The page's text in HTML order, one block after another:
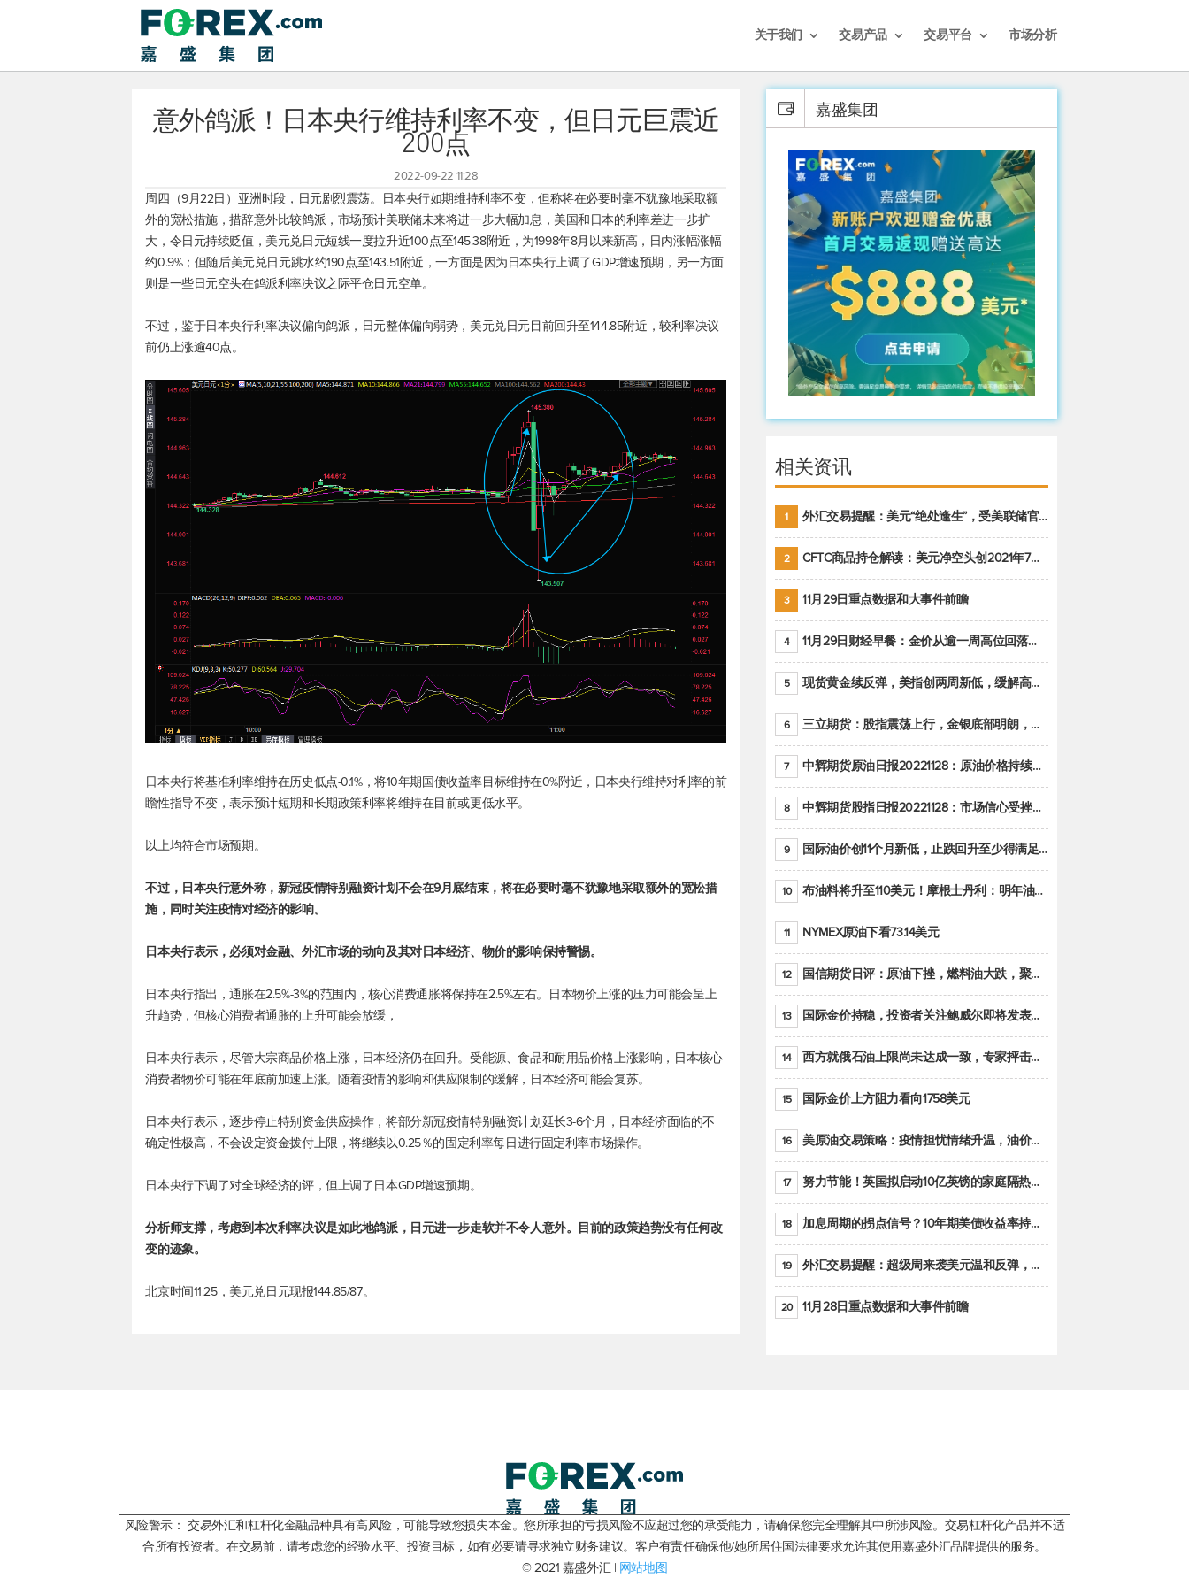
关于我们 交易产品 交易平台 市场分析
意外鸽派！日本央行维持利率不变，但日元巨震近
200点
2022-09-22 11:28
周四（9月22日）亚洲时段，日元剧烈震荡。日本央行如期维持利率不变，但称将在必要时毫不犹豫地采取额
外的宽松措施，措辞意外比较鸽派，市场预计美联储未来将进一步大幅加息，美国和日本的利率差进一步扩
大，令日元持续贬值， 美元兑日元短线一度拉升近100点至145.38附近，为1998年8月以来新高，日内涨幅涨幅
约0.9%；但随后美元兑日元跳水约190点至143.51附近，一方面是因为日本央行上调了GDP增速预期，另一方面
则是一些日元空头在鸽派利率决议之际平仓日元空单。
不过，鉴于日本央行利率决议偏向鸽派，日元整体偏向弱势， 美元兑日元目前回升至144.85附近，较利率决议
前仍上涨逾40点。
日本央行将基准利率维持在历史低点-0.1%，将10年期国债收益率目标维持在0%附近，日本央行维持对利率的前
瞻性指导不变，表示预计短期和长期政策利率将维持在目前或更低水平。
以上均符合市场预期。
不过，日本央行意外称，新冠疫情特别融资计划不会在9月底结束，将在必要时毫不犹豫地采取额外的宽松措
施，同时关注疫情对经济的影响。
日本央行表示，必须对金融、外汇市场的动向及其对日本经济、物价的影响保持警惕。
日本央行指出，通胀在2.5%-3%的范围内，核心消费通胀将保持在2.5%左右。日本物价上涨的压力可能会呈上
升趋势，但核心消费者通胀的上升可能会放缓，
日本央行表示，尽管大宗商品价格上涨，日本经济仍在回升。受能源、食品和耐用品价格上涨影响，日本核心
消费者物价可能在年底前加速上涨。随着疫情的影响和供应限制的缓解，日本经济可能会复苏。
日本央行表示，逐步停止特别资金供应操作，将部分新冠疫情特别融资计划延长3-6个月，日本经济面临的不
确定性极高，不会设定资金拨付上限，将继续以0.25％的固定利率每日进行固定利率市场操作。
日本央行下调了对全球经济的评，但上调了日本GDP增速预期。
分析师支撑，考虑到本次利率决议是如此地鸽派，日元进一步走软并不令人意外。目前的政策趋势没有任何改
变的迹象。
北京时间11:25， 美元兑日元现报144.85/87。
嘉盛集团
相关资讯
1 外汇交易提醒：美元“绝处逢生”，受美联储官员鹰派讲话支撑
2 CFTC商品持仓解读：美元净空头创2021年7月以来最大，黄金期货投机性净多头头寸减少
3 11月29日重点数据和大事件前瞻
4 11月29日财经早餐：金价从逾一周高位回落，美联储官员重申鹰派立场推动美元回升
5 现货黄金续反弹，美指创两周新低，缓解高通胀美国须治本
6 三立期货：股指震荡上行，金银底部明朗，原油偏弱走势(20221128收评)
7 中辉期货原油日报20221128：原油价格持续下降，市场关注OPEC+新一轮产能政策
8 中辉期货股指日报20221128：市场信心受挫，股指全线回调
9 国际油价创11个月新低，止跌回升至少得满足二大条件之一
10 布油料将升至110美元！摩根士丹利：明年油市面临七大不确定性
11 NYMEX原油下看73.14美元
12 国信期货日评：原油下挫，燃料油大跌，聚烯烃谨慎回调
13 国际金价持稳，投资者关注鲍威尔即将发表的讲话
14 西方就俄石油上限尚未达成一致，专家抨击限价是无用功
15 国际金价上方阻力看向1758美元
16 美原油交易策略：疫情担忧情绪升温，油价跌创年内新低
17 努力节能！英国拟启动10亿英镑的家庭隔热工程 减少能源消耗
18 加息周期的拐点信号？10年期美债收益率持续低于联邦基金利率目标区间
19 外汇交易提醒：超级周来袭美元温和反弹，警惕筑底可能性
20 11月28日重点数据和大事件前瞻
风险警示： 交易外汇和杠杆化金融品种具有高风险，可能导致您损失本金。您所承担的亏损风险不应超过您的承受能力，请确保您完全理解其中所涉风险。交易杠杆化产品并不适
合所有投资者。在交易前，请考虑您的经验水平、投资目标，如有必要请寻求独立财务建议。客户有责任确保他/她所居住国法律要求允许其使用嘉盛外汇品牌提供的服务。
© 2021 嘉盛外汇 | 网站地图